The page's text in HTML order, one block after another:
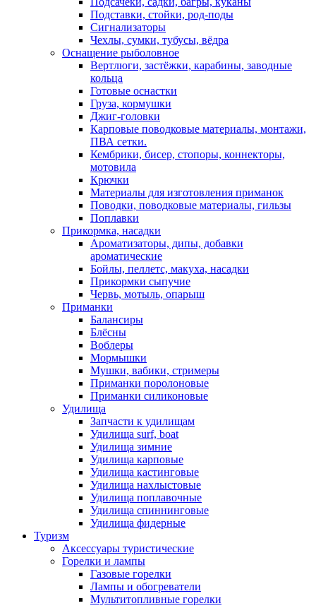
Подставки, стойки, род-поды
Сигнализаторы
Чехлы, сумки, тубусы, вёдра
Оснащение рыболовное
Вертлюги, застёжки, карабины, заводные
кольца
Готовые оснастки
Груза, кормушки
Джиг-головки
Карповые поводковые материалы, монтажи,
ПВА сетки.
Кембрики, бисер, стопоры, коннекторы,
мотовила
Крючки
Материалы для изготовления приманок
Поводки, поводковые материалы, гильзы
Поплавки
Прикормка, насадки
Ароматизаторы, дипы, добавки
ароматические
Бойлы, пеллетс, макуха, насадки
Прикормки сыпучие
Червь, мотыль, опарыш
Приманки
Балансиры
Блёсны
Воблеры
Мормышки
Мушки, вабики, стримеры
Приманки поролоновые
Приманки силиконовые
Удилища
Запчасти к удилищам
Удилища surf, boat
Удилища зимние
Удилища карповые
Удилища кастинговые
Удилища нахлыстовые
Удилища поплавочные
Удилища спиннинговые
Удилища фидерные
Туризм
Аксессуары туристические
Горелки и лампы
Газовые горелки
Лампы и обогреватели
Мультитопливные горелки